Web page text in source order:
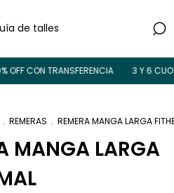
de talles
TRANSFERENCIA 3 Y 6 CUOTAS
. REMERAS . REMERA MANGA LARGA
MANGA LARGA